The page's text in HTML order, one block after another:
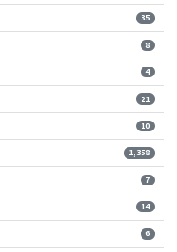
35
8
4
21
10
1,358
7
14
6